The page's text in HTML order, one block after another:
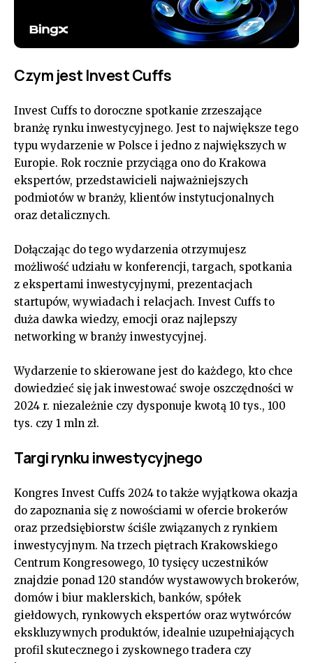
Czym jest Invest Cuffs
Invest Cuffs to doroczne spotkanie zrzeszające
branżę rynku inwestycyjnego. Jest to największe tego
typu wydarzenie w Polsce i jedno z największych w
Europie. Rok rocznie przyciąga ono do Krakowa
ekspertów, przedstawicieli najważniejszych
podmiotów w branży, klientów instytucjonalnych
oraz detalicznych.
Dołączając do tego wydarzenia otrzymujesz
możliwość udziału w konferencji, targach, spotkania
z ekspertami inwestycyjnymi, prezentacjach
startupów, wywiadach i relacjach. Invest Cuffs to
duża dawka wiedzy, emocji oraz najlepszy
networking w branży inwestycyjnej.
Wydarzenie to skierowane jest do każdego, kto chce
dowiedzieć się jak inwestować swoje oszczędności w
2024 r. niezależnie czy dysponuje kwotą 10 tys., 100
tys. czy 1 mln zł.
Targi rynku inwestycyjnego
Kongres Invest Cuffs 2024 to także wyjątkowa okazja
do zapoznania się z nowościami w ofercie brokerów
oraz przedsiębiorstw ściśle związanych z rynkiem
inwestycyjnym. Na trzech piętrach Krakowskiego
Centrum Kongresowego, 10 tysięcy uczestników
znajdzie ponad 120 standów wystawowych brokerów,
domów i biur maklerskich, banków, spółek
giełdowych, rynkowych ekspertów oraz wytwórców
ekskluzywnych produktów, idealnie uzupełniających
profil skutecznego i zyskownego tradera czy